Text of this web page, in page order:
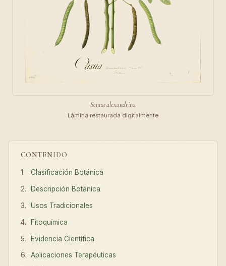
CONTENIDO
Clasificación Botánica
Descripción Botánica
Usos Tradicionales
Fitoquímica
Evidencia Científica
Aplicaciones Terapéuticas
Senna alexandrina
Lámina restaurada digitalmente